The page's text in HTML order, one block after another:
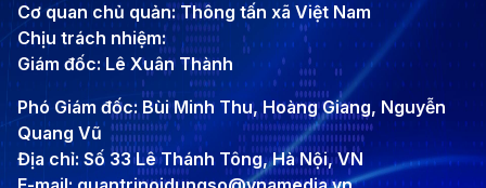
Cơ quan chủ quản: Thông tấn xã Việt Nam
Chịu trách nhiệm:
Giám đốc: Lê Xuân Thành
Phó Giám đốc: Bùi Minh Thu, Hoàng Giang, Nguyễn
Quang Vũ
Địa chỉ: Số 33 Lê Thánh Tông, Hà Nội, VN